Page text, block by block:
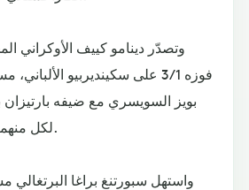
وتصدّر دينامو كييف الأوكراني
فوزه 3/1 على سكينديربيو
بويز السويسري مع ضيفه
لكل منهما في المجموعة ذاتها.
واستهل سبورتنغ براغا